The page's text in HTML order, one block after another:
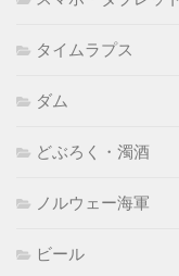
タイムラプス
ダム
どぶろく・濁酒
ノルウェー海軍
ビール